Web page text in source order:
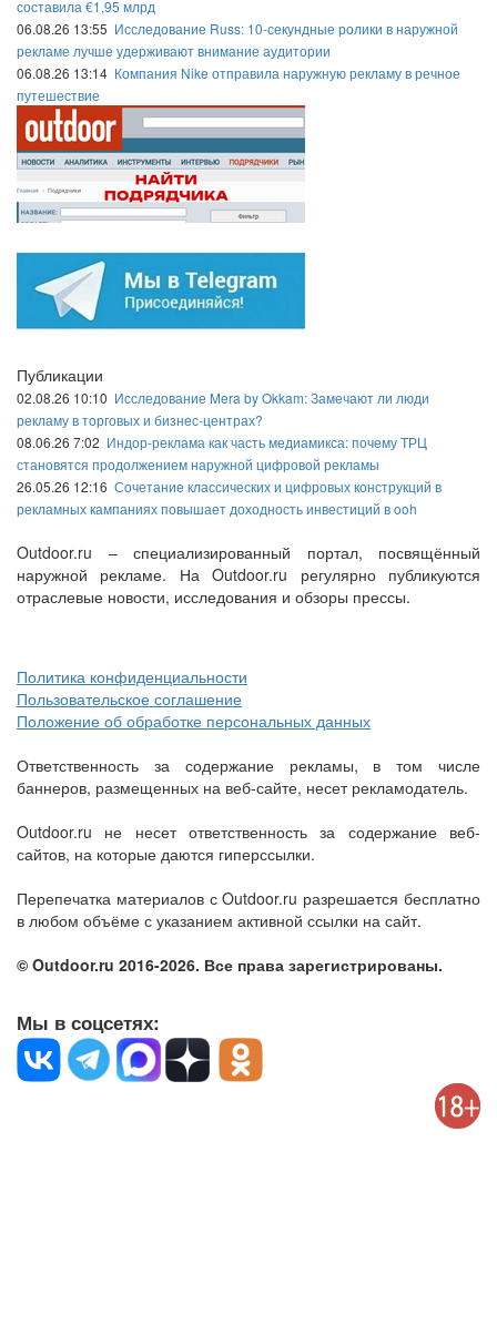
составила €1,95 млрд
06.08.26 13:55 Исследование Russ: 10-секундные ролики в наружной
рекламе лучше удерживают внимание аудитории
06.08.26 13:14 Компания Nike отправила наружную рекламу в речное
путешествие
Публикации
02.08.26 10:10 Исследование Mera by Okkam: Замечают ли люди
рекламу в торговых и бизнес-центрах?
08.06.26 7:02 Индор-реклама как часть медиамикса: почему ТРЦ
становятся продолжением наружной цифровой рекламы
26.05.26 12:16 Сочетание классических и цифровых конструкций в
рекламных кампаниях повышает доходность инвестиций в ooh
Outdoor.ru – специализированный портал, посвящённый
наружной рекламе. На Outdoor.ru регулярно публикуются
отраслевые новости, исследования и обзоры прессы.
Политика конфиденциальности
Пользовательское соглашение
Положение об обработке персональных данных
Ответственность за содержание рекламы, в том числе
баннеров, размещенных на веб-сайте, несет рекламодатель.
Outdoor.ru не несет ответственность за содержание веб-
сайтов, на которые даются гиперссылки.
Перепечатка материалов с Outdoor.ru разрешается бесплатно
в любом объёме с указанием активной ссылки на сайт.
© Outdoor.ru 2016-2026. Все права зарегистрированы.
Мы в соцсетях: